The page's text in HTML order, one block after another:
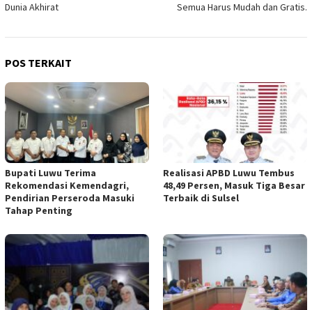
Dunia Akhirat
Semua Harus Mudah dan Gratis.
POS TERKAIT
Bupati Luwu Terima
Rekomendasi Kemendagri,
Pendirian Perseroda Masuki
Tahap Penting
Realisasi APBD Luwu Tembus
48,49 Persen, Masuk Tiga Besar
Terbaik di Sulsel